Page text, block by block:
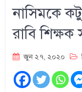
নাসিমকে
রাবি শিক্ষক
জুন ২৭, ২০২০